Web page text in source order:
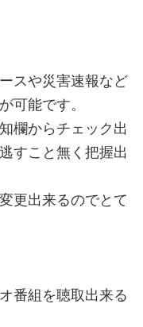
スや災害速報など
可能です。
欄からチェック出
すこと無く把握出
更出来るのでとて
番組を聴取出来る